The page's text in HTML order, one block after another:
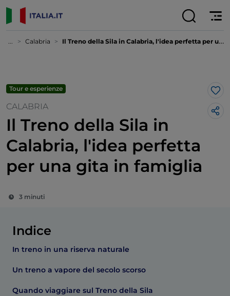
... Calabria Il Treno della Sila in Calabria, l'idea perfetta per una gita in famiglia
Tour e esperienze
CALABRIA
Il Treno della Sila in
Calabria, l'idea perfetta
per una gita in famiglia
3 minuti
Indice
In treno in una riserva naturale
Un treno a vapore del secolo scorso
Quando viaggiare sul Treno della Sila